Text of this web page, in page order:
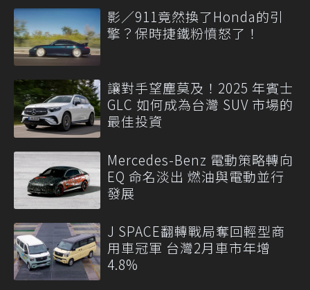
影／911竟然換了Honda的引
擎？保時捷鐵粉憤怒了！
讓對手望塵莫及！2025 年賓士
GLC 如何成為台灣 SUV 市場的
最佳投資
Mercedes-Benz 電動策略轉向
EQ 命名淡出 燃油與電動並行
發展
J SPACE翻轉戰局奪回輕型商
用車冠軍 台灣2月車市年增
4.8%